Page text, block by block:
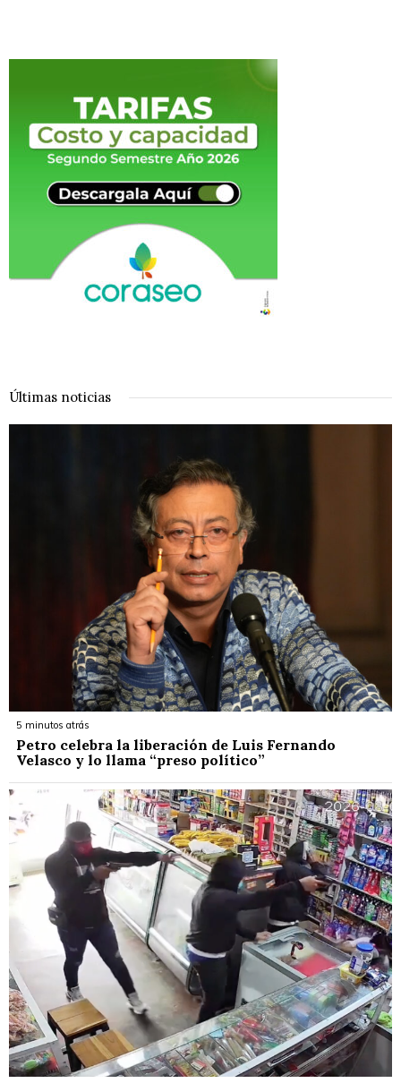
Últimas noticias
5 minutos atrás
Petro celebra la liberación de Luis Fernando
Velasco y lo llama “preso político”